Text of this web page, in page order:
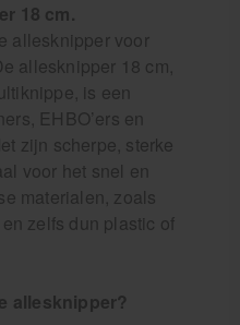
18 cm.
allesknipper voor
allesknipper 18 cm,
is een
EHBO’ers en
zijn scherpe, sterke
voor het snel en
materialen, zoals
zelfs dun plastic of
allesknipper?